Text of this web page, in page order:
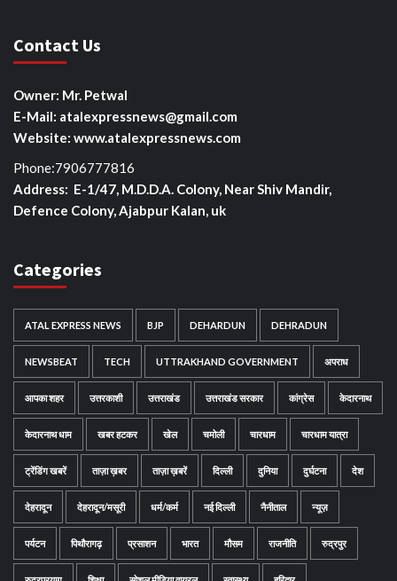
Contact Us
Owner: Mr. Petwal
E-Mail: atalexpressnews@gmail.com
Website: www.atalexpressnews.com
Phone:7906777816
Address: E-1/47, M.D.D.A. Colony, Near Shiv Mandir,
Defence Colony, Ajabpur Kalan, uk
Categories
ATAL EXPRESS NEWS BJP DEHARDUN DEHRADUN
NEWSBEAT TECH UTTRAKHAND GOVERNMENT अपराध
आपका शहर उत्तरकाशी उत्तराखंड उत्तराखंड सरकार कांग्रेस केदारनाथ
केदारनाथ धाम खबर हटकर खेल चमोली चारधाम चारधाम यात्रा
ट्रेंडिंग खबरें ताज़ा ख़बर ताज़ा ख़बरें दिल्ली दुनिया दुर्घटना देश
देहरादून देहरादून/मसूरी धर्म/कर्म नई दिल्ली नैनीताल न्यूज़
पर्यटन पिथौरागढ़ प्रसाशन भारत मौसम राजनीति रुद्रपुर